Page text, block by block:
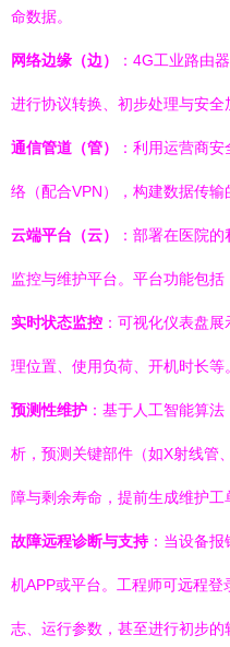
命数据。
网络边缘（边） ：4G工业路由
进行协议转换、初步处理与安全
通信管道（管） ：利用运营商
络（配合VPN），构建数据传输
云端平台（云） ：部署在医院
监控与维护平台。平台功能包括
实时状态监控 ：可视化仪表盘
理位置、使用负荷、开机时长等。
预测性维护 ：基于人工智能算
析，预测关键部件（如X射线管
障与剩余寿命，提前生成维护工
故障远程诊断与支持：当设备报
机APP或平台。工程师可远程
志、运行参数，甚至进行初步